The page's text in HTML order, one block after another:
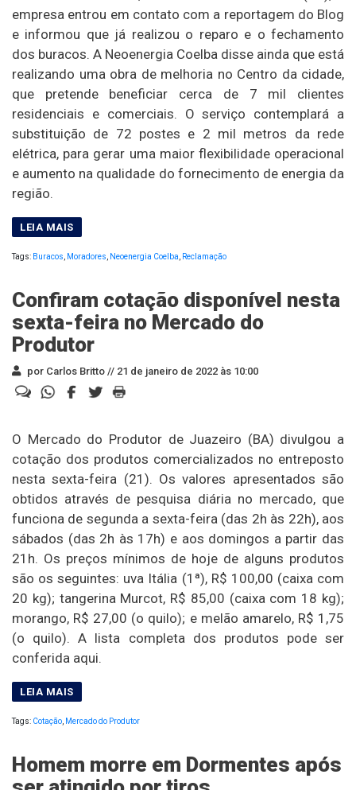
empresa entrou em contato com a reportagem do Blog
e informou que já realizou o reparo e o fechamento
dos buracos. A Neoenergia Coelba disse ainda que está
realizando uma obra de melhoria no Centro da cidade,
que pretende beneficiar cerca de 7 mil clientes
residenciais e comerciais. O serviço contemplará a
substituição de 72 postes e 2 mil metros da rede
elétrica, para gerar uma maior flexibilidade operacional
e aumento na qualidade do fornecimento de energia da
região.
Tags: Buracos Moradores Neoenergia Coelba Reclamação
Confiram cotação disponível nesta
sexta-feira no Mercado do
Produtor
por Carlos Britto // 21 de janeiro de 2022 às 10:00
O Mercado do Produtor de Juazeiro (BA) divulgou a
cotação dos produtos comercializados no entreposto
nesta sexta-feira (21). Os valores apresentados são
obtidos através de pesquisa diária no mercado, que
funciona de segunda a sexta-feira (das 2h às 22h), aos
sábados (das 2h às 17h) e aos domingos a partir das
21h. Os preços mínimos de hoje de alguns produtos
são os seguintes: uva Itália (1ª), R$ 100,00 (caixa com
20 kg); tangerina Murcot, R$ 85,00 (caixa com 18 kg);
morango, R$ 27,00 (o quilo); e melão amarelo, R$ 1,75
(o quilo). A lista completa dos produtos pode ser
conferida aqui.
Tags: Cotação Mercado do Produtor
Homem morre em Dormentes após